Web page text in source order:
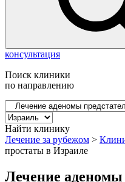
консультация
Поиск клиники
по направлению
Найти клинику
Лечение за рубежом >
простаты в Израиле
Лечение